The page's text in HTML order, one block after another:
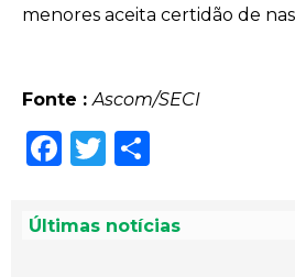
menores aceita certidão de
Fonte : Ascom/SECI
Facebook
Twitter
Últimas notícias